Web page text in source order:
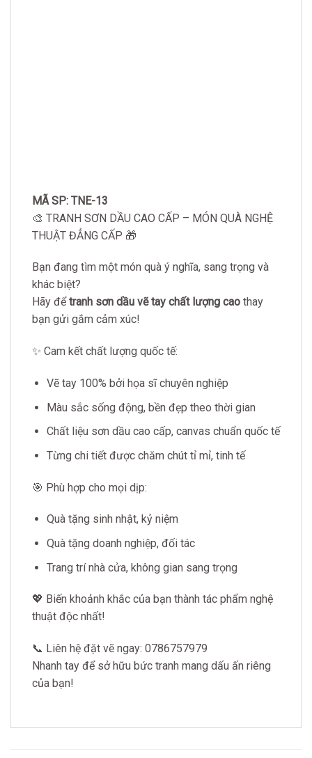
MÃ SP: TNE-13
🎨 TRANH SƠN DẦU CAO CẤP – MÓN QUÀ NGHỆ
THUẬT ĐẲNG CẤP 🎁
Bạn đang tìm một món quà ý nghĩa, sang trọng và
khác biệt?
Hãy đểtranh sơn dầu vẽ tay chất lượng cao thay
bạn gửi gắm cảm xúc!
✨ Cam kết chất lượng quốc tế:
Vẽ tay 100% bởi họa sĩ chuyên nghiệp
Màu sắc sống động, bền đẹp theo thời gian
Chất liệu sơn dầu cao cấp, canvas chuẩn quốc tế
Từng chi tiết được chăm chút tỉ mỉ, tinh tế
🎯 Phù hợp cho mọi dịp:
Quà tặng sinh nhật, kỷ niệm
Quà tặng doanh nghiệp, đối tác
Trang trí nhà cửa, không gian sang trọng
💖 Biến khoảnh khắc của bạn thành tác phẩm nghệ
thuật độc nhất!
📞 Liên hệ đặt vẽ ngay: 0786757979
Nhanh tay để sở hữu bức tranh mang dấu ấn riêng
của bạn!